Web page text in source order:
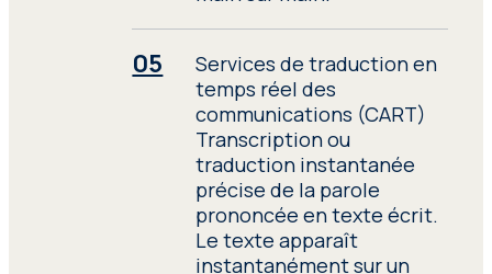
criminel et dans diverses
techniques
d’interprétation, et font
preuve d’un niveau
maximal de
professionnalisme et de
confidentialité dans les
opérations policières.
« Nous avons des années
Services de traduction en
temps réel des
communications (CART)
Transcription ou
traduction instantanée
précise de la parole
prononcée en texte écrit.
Le texte apparaît
instantanément sur un